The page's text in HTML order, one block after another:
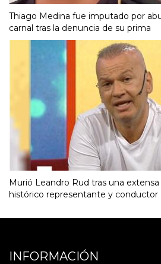
Thiago Medina fue imputado por
carnal tras la denuncia de su prima
Murió Leandro Rud tras una
histórico representante y conductor
INFORMACIÓN